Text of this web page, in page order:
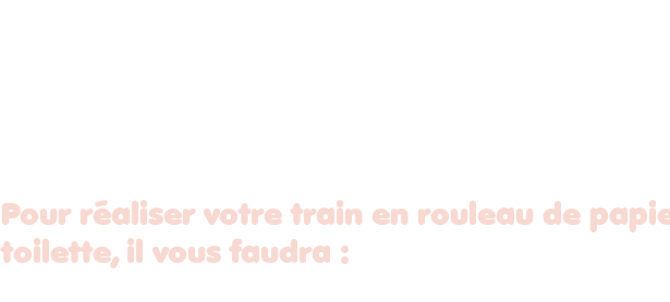
Pour réaliser votre train en rouleau de
toilette, il vous faudra :